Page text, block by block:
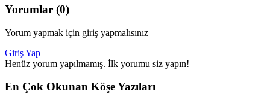
Yorumlar (0)
Yorum yapmak için giriş yapmalısınız
Giriş Yap
Henüz yorum yapılmamış. İlk yorumu siz yapın!
En Çok Okunan Köşe Yazıları